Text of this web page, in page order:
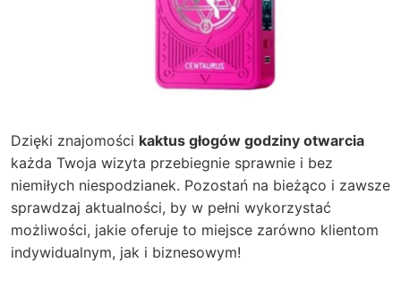
Dzięki znajomości kaktus głogów godziny otwarcia
każda Twoja wizyta przebiegnie sprawnie i bez
niemiłych niespodzianek. Pozostań na bieżąco i zawsze
sprawdzaj aktualności, by w pełni wykorzystać
możliwości, jakie oferuje to miejsce zarówno klientom
indywidualnym, jak i biznesowym!